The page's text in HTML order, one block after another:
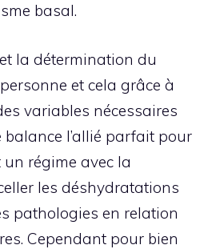
basal.
la détermination du
et cela grâce à
variables nécessaires
balance l’allié parfait pour
régime avec la
les déshydratations
pathologies en relation
Cependant pour bien